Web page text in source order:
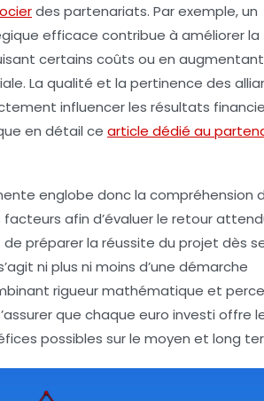
des partenariats. Par exemple, un
efficace contribue à améliorer la
certains coûts ou en
La qualité et la pertinence des
influencer les résultats
en détail ce article dédié au
englobe donc la compréhension
facteurs afin d’évaluer le retour
préparer la réussite du projet dès
ni plus ni moins d’une démarche
rigueur mathématique et
que chaque euro investi offre
possibles sur le moyen et long